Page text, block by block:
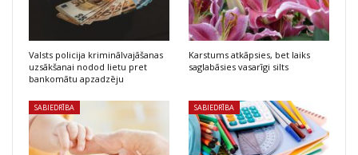
Valsts policija kriminālvajāšanas
uzsākšanai nodod lietu pret
bankomātu apzadzēju
Karstums atkāpsies, bet laiks
saglabāsies vasarīgi silts
SABIEDRĪBA SABIEDRĪBA